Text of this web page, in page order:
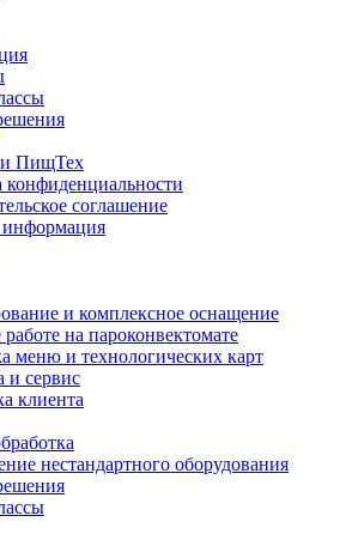
ПищТех
соглашение
информация
и комплексное оснащение
на пароконвектомате
меню и технологических карт
и сервис
клиента
нестандартного оборудования